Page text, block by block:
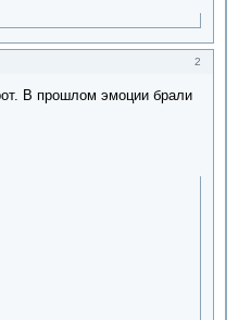
2
В прошлом эмоции брали